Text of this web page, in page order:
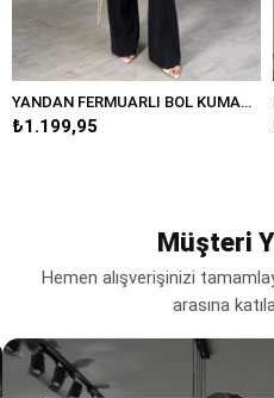
YANDAN FERMUARLI BOL KUMAŞ PANTOLON/20401
Müşteri
Hemen alışverişinizi
arasına